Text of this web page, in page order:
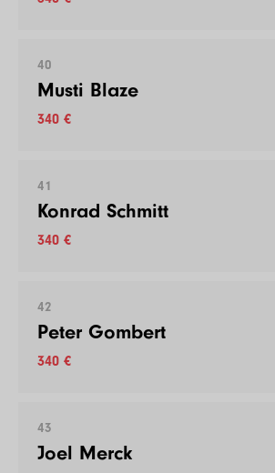
40
Musti Blaze
340 €
41
Konrad Schmitt
340 €
42
Peter Gombert
340 €
43
Joel Merck